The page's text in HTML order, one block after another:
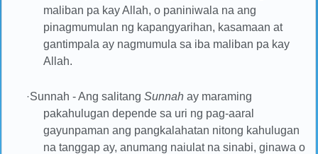
maliban pa kay Allah, o paniniwala na ang
pinagmumulan ng kapangyarihan, kasamaan at
gantimpala ay nagmumula sa iba maliban pa kay
Allah.
·Sunnah - Ang salitang Sunnah ay maraming
pakahulugan depende sa uri ng pag-aaral
gayunpaman ang pangkalahatan nitong kahulugan
na tanggap ay, anumang naiulat na sinabi, ginawa o